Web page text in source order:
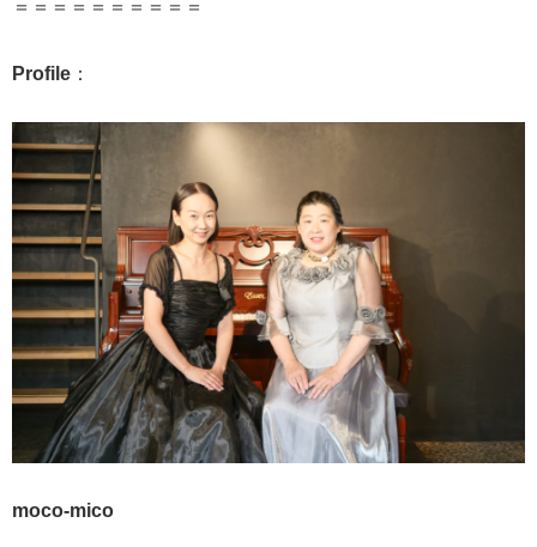
＝＝＝＝＝＝＝＝＝＝
Profile ：
moco-mico